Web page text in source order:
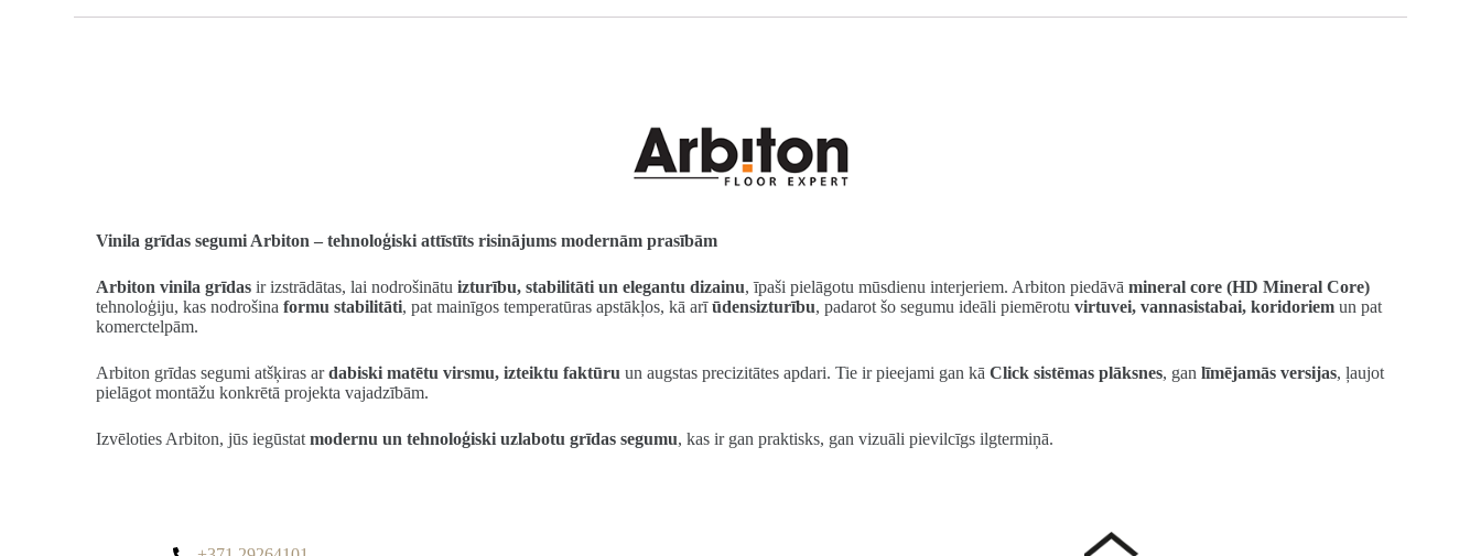
Vinila grīdas segumi Arbiton – tehnoloģiski attīstīts risinājums modernām prasībām
Arbiton vinila grīdas ir izstrādātas, lai nodrošinātuizturību, stabilitāti un elegantu dizainu, īpaši pielāgotu mūsdienu interjeriem. Arbiton piedāvāmineral core (HD Mineral Core)
tehnoloģiju, kas nodrošinaformu stabilitāti, pat mainīgos temperatūras apstākļos, kā arīūdensizturību, padarot šo segumu ideāli piemērotuvirtuvei, vannasistabai, koridoriem un pat
komerctelpām.
Arbiton grīdas segumi atšķiras ardabiski matētu virsmu, izteiktu faktūru un augstas precizitātes apdari. Tie ir pieejami gan kāClick sistēmas plāksnes, ganlīmējamās versijas, ļaujot
pielāgot montāžu konkrētā projekta vajadzībām.
Izvēloties Arbiton, jūs iegūstatmodernu un tehnoloģiski uzlabotu grīdas segumu, kas ir gan praktisks, gan vizuāli pievilcīgs ilgtermiņā.